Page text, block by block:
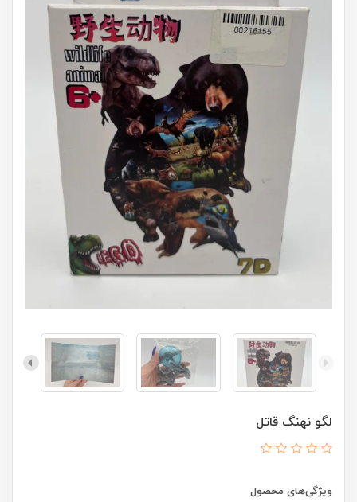
لگو نهنگ قاتل
ویژگی‌های محصول